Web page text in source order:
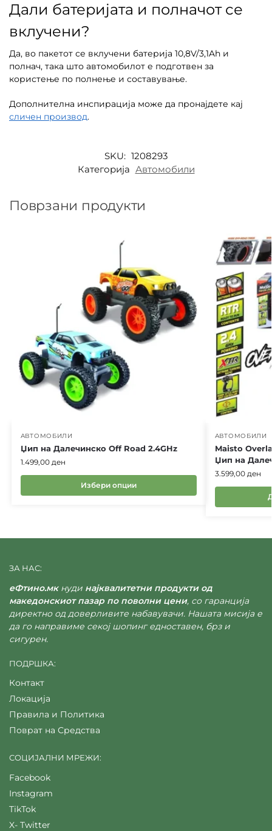
Дали батеријата и полначот се
вклучени?
Да, во пакетот се вклучени батерија 10,8V/3,1Ah и
полнач, така што автомобилот е подготвен за
користење по полнење и составување.
Дополнителна инспирација може да пронајдете кај
сличен производ.
SKU: 1208293
Категорија Автомобили
Поврзани продукти
АВТОМОБИЛИ
Џип на Далечинско Off Road 2.4GHz
1.499,00 ден
Избери опции
АВТОМОБИЛИ
Maisto
Џип на
3.599,00 ден
ЗА НАС:
еФтино.мкнуди најквалитетни продукти од
македонскиот пазар по поволни цени, со гаранција
директно од доверливите набавувачи. Нашата мисија е
да го направиме секој шопинг едноставен, брз и
сигурен.
ПОДРШКА:
Контакт
Локација
Правила и Политика
Поврат на Средства
СОЦИЈАЛНИ МРЕЖИ:
Facebook
Instagram
TikTok
X- Twitter